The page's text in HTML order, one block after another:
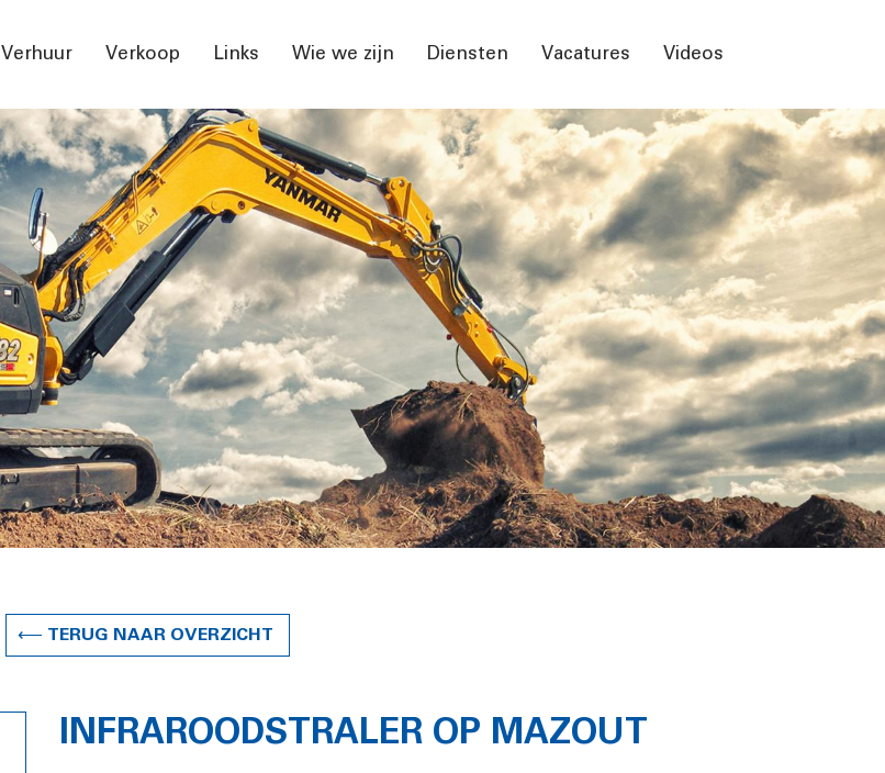
Verhuur Verkoop Links Wie we zijn Diensten Vacatures Videos
⟵ TERUG NAAR OVERZICHT
INFRAROODSTRALER OP MAZOUT